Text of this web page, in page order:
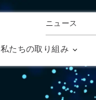
私たちの取り組み
ニュース